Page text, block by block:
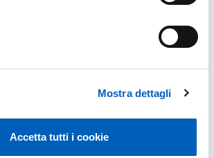
Mostra dettagli
Accetta tutti i cookie
di lavoro a tempo indeterminato o
protocollo@unipr.it
bandoefac-simile della domanda di